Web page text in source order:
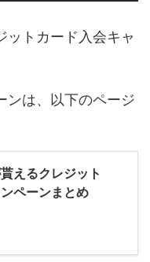
ットカード入会キャ
ンは、以下のページ
えるクレジット
ペーンまとめ